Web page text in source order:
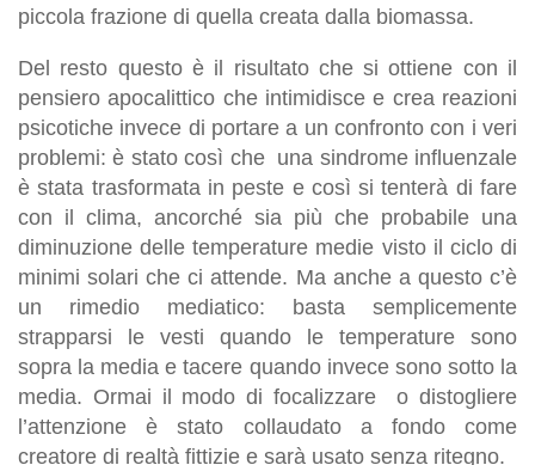
piccola frazione di quella creata dalla biomassa.
Del resto questo è il risultato che si ottiene con il
pensiero apocalittico che intimidisce e crea reazioni
psicotiche invece di portare a un confronto con i veri
problemi: è stato così che una sindrome influenzale
è stata trasformata in peste e così si tenterà di fare
con il clima, ancorché sia più che probabile una
diminuzione delle temperature medie visto il ciclo di
minimi solari che ci attende. Ma anche a questo c’è
un rimedio mediatico: basta semplicemente
strapparsi le vesti quando le temperature sono
sopra la media e tacere quando invece sono sotto la
media. Ormai il modo di focalizzare o distogliere
l’attenzione è stato collaudato a fondo come
creatore di realtà fittizie e sarà usato senza ritegno.